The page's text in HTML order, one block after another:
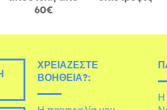
60€
ΧΡΕΙΆΖΕΣΤΕ
ΒΟΉΘΕΙΑ?:
Η